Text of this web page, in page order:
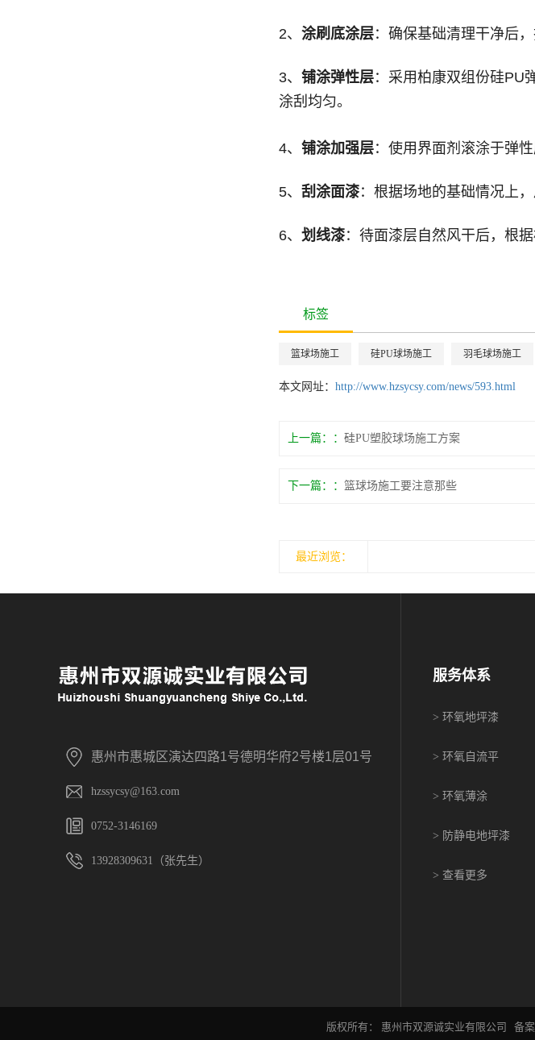
2、 涂刷底涂层：确保基础清理干净后
3、 铺涂弹性层：采用柏康双组份硅PU
涂刮均匀。
4、 铺涂加强层：使用界面剂滚涂于弹性
5、 刮涂面漆：根据场地的基础情况上
6、 划线漆：待面漆层自然风干后，根
标签
篮球场施工 硅PU球场施工 羽毛球场施工
本文网址： http://www.hzsycsy.com/news/593.html
上一篇： 硅PU塑胶球场施工方案
下一篇： 篮球场施工要注意那些
最近浏览：
惠州市惠城区演达四路1号德明华府2号楼1层01号
hzssycsy@163.com
0752-3146169
13928309631（张先生）
服务体系
> 环氧地坪漆
> 环氧自流平
> 环氧薄涂
> 防静电地坪漆
> 查看更多
版权所有： 惠州市双源诚实业有限公司 备案